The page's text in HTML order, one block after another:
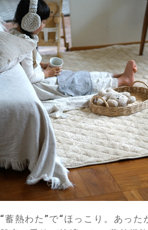
“蓄熱わた”で“ほっこり。あった